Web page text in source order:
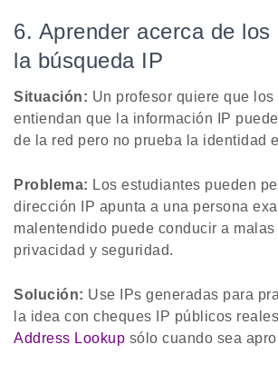
6. Aprender acerca de
la búsqueda IP
Situación: Un profesor quiere que
entiendan que la información IP
de la red pero no prueba la identidad
Problema: Los estudiantes pueden
dirección IP apunta a una persona
malentendido puede conducir a
privacidad y seguridad.
Solución: Use IPs generadas para
la idea con cheques IP públicos
Address Lookup sólo cuando sea